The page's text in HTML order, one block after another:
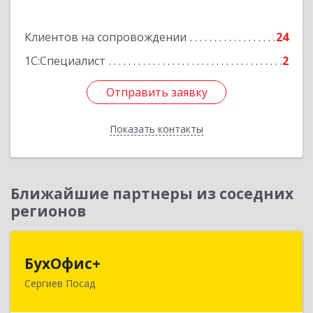
Клиентов на сопровождении
24
1С:Специалист
2
Отправить заявку
Показать контакты
Подробнее
Отправить заявку
Назад
Ближайшие партнеры из соседних
регионов
БухОфис+
Сергиев Посад
141304, Московская обл, Сергиево-Посадский